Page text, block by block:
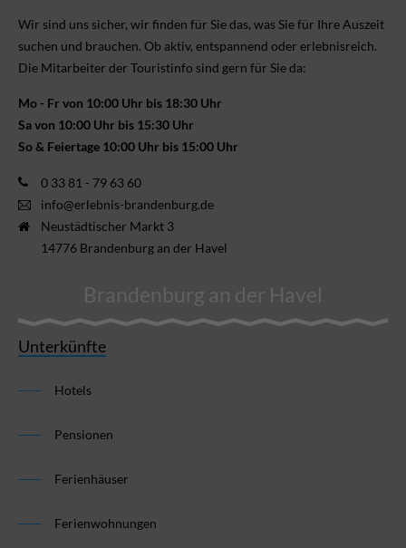
Wir sind uns sicher, wir finden für Sie das, was Sie für Ihre Aus­zeit
suchen und brauchen. Ob aktiv, ent­spannend oder erlebnis­reich.
Die Mitarbeiter der Touristinfo sind gern für Sie da:
Mo - Fr von 10:00 Uhr bis 18:30 Uhr
Sa von 10:00 Uhr bis 15:30 Uhr
So & Feiertage 10:00 Uhr bis 15:00 Uhr
0 33 81 - 79 63 60
info@erlebnis-brandenburg.de
Neustädtischer Markt 3
14776 Brandenburg an der Havel
Brandenburg an der Havel
Unterkünfte
Hotels
Pensionen
Ferienhäuser
Ferienwohnungen